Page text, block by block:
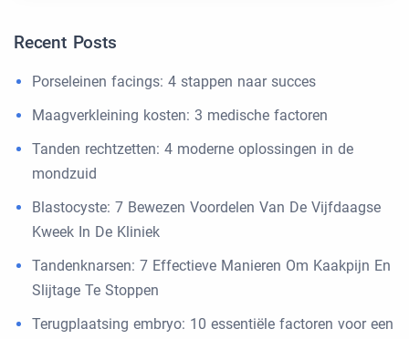
Recent Posts
Porseleinen facings: 4 stappen naar succes
Maagverkleining kosten: 3 medische factoren
Tanden rechtzetten: 4 moderne oplossingen in de
mondzuid
Blastocyste: 7 Bewezen Voordelen Van De Vijfdaagse
Kweek In De Kliniek
Tandenknarsen: 7 Effectieve Manieren Om Kaakpijn En
Slijtage Te Stoppen
Terugplaatsing embryo: 10 essentiële factoren voor een